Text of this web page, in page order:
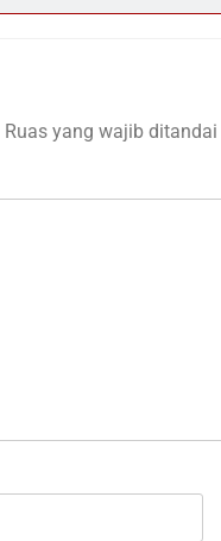
Ruas yang wajib ditandai